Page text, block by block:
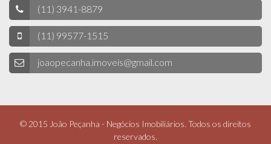
(11) 3941-8879
(11) 99577-1515
joaopecanha.imoveis@gmail.com
© 2015 João Peçanha - Negócios Imobiliários. Todos os direitos
reservados.